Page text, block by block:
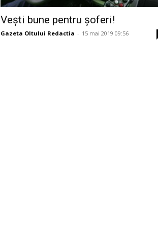
Vești bune pentru șoferi!
Gazeta Oltului Redactia - 15 mai 2019 09:56